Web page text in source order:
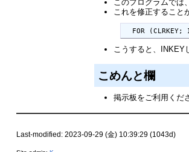
このプログラムでは
これを修正すること
FOR (CLRKEY;
こうすると、INKEY
こめんと欄
掲示板をご利用くだ
Last-modified: 2023-09-29 (金) 10:39:29 (1043d)